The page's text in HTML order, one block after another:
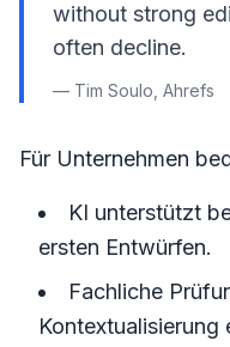
without strong
often decline.
— Tim Soulo, Ahrefs
Für Unternehmen
KI unterstützt
ersten Entwürfen.
Fachliche
Kontextualisierung